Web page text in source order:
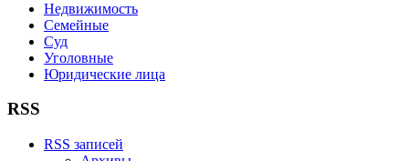
Недвижимость
Семейные
Суд
Уголовные
Юридические лица
RSS
RSS записей